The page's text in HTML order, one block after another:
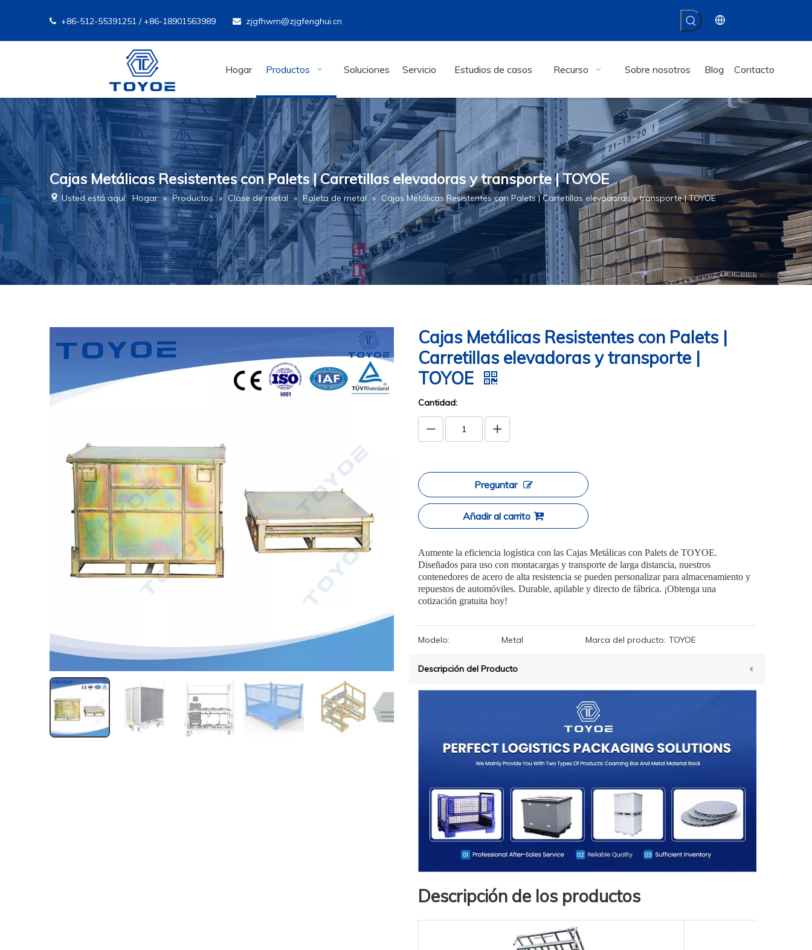
 +86-512-55391251 / +86-18901563989  zjgfhwm@zjgfenghui.cn
Hogar Productos Soluciones Servicio Estudios de casos Recurso Sobre nosotros Blog Contacto
Cajas Metálicas Resistentes con Palets | Carretillas elevadoras y transporte | TOYOE
Usted está aquí: Hogar » Productos » Clase de metal » Paleta de metal » Cajas Metálicas Resistentes con Palets | Carretillas elevadoras y transporte | TOYOE
Cajas Metálicas Resistentes con Palets |
Carretillas elevadoras y transporte |
TOYOE
Cantidad:
Preguntar
Añadir al carrito
Aumente la eficiencia logística con las Cajas Metálicas con Palets de TOYOE.
Diseñados para uso con montacargas y transporte de larga distancia, nuestros
contenedores de acero de alta resistencia se pueden personalizar para almacenamiento y
repuestos de automóviles. Durable, apilable y directo de fábrica. ¡Obtenga una
cotización gratuita hoy!
Modelo: Metal Marca del producto: TOYOE
Descripción del Producto
Descripción de los productos